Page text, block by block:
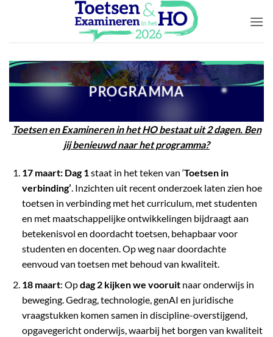
PROGRAMMA
Toetsen en Examineren in het HO bestaat uit 2 dagen. Ben
jij benieuwd naar het programma?
17 maart: Dag 1 staat in het teken van ‘Toetsen in
verbinding’ . Inzichten uit recent onderzoek laten zien hoe
toetsen in verbinding met het curriculum, met studenten
en met maatschappelijke ontwikkelingen bijdraagt aan
betekenisvol en doordacht toetsen, behapbaar voor
studenten en docenten. Op weg naar doordachte
eenvoud van toetsen met behoud van kwaliteit.
18 maart: Opdag 2 kijken we vooruitnaar onderwijs in
beweging. Gedrag, technologie, genAI en juridische
vraagstukken komen samen in discipline-overstijgend,
opgavegericht onderwijs, waarbij het borgen van kwaliteit